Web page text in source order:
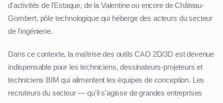
d'activités de l'Estaque, de la Valentine ou encore de Château-
Gombert, pôle technologique qui héberge des acteurs du secteur
de l'ingénierie.
Dans ce contexte, la maîtrise des outils CAO 2D/3D est devenue
indispensable pour les techniciens, dessinateurs-projeteurs et
techniciens BIM qui alimentent les équipes de conception. Les
recruteurs du secteur — qu'il s'agisse de grandes entreprises